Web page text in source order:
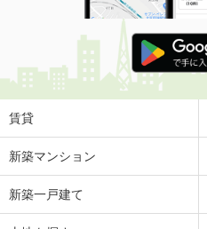
賃貸
新築マンション
新築一戸建て